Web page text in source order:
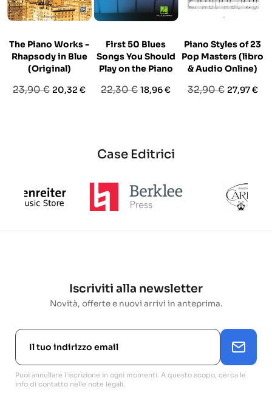
The Piano Works -
Rhapsody in Blue
(Original)
Prezzo
23,90 € Prezzo
20,32 €
First 50 Blues
Songs You Should
Play on the Piano
Prezzo
22,30 €Prezzo
18,96 €
Piano Styles of 23
Pop Masters (libro
& Audio Online)
Prezzo
32,90 € Prezzo
27,97 €
Case Editrici
Iscriviti alla newsletter
Novità, offerte e nuovi arrivi in anteprima.
Puoi annullare l'iscrizione in ogni momenti. A questo scopo, cerca le
info di contatto nelle note legali.